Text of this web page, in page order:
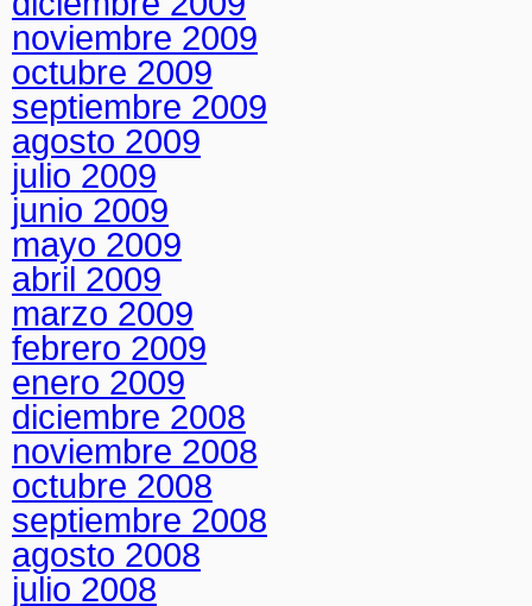
noviembre 2009
octubre 2009
septiembre 2009
agosto 2009
julio 2009
junio 2009
mayo 2009
abril 2009
marzo 2009
febrero 2009
enero 2009
diciembre 2008
noviembre 2008
octubre 2008
septiembre 2008
agosto 2008
julio 2008